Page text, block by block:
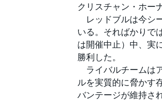
フォーミュラE
クリスチャン・ホー
レッドブルは今シ
いる。そればかりで
は開催中止）中、実
勝利した。
ライバルチームは
ルを実質的に脅かす
バンテージが維持さ